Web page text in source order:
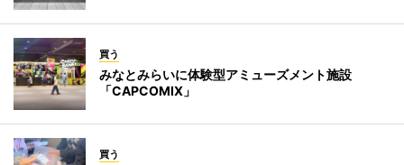
買う
みなとみらいに体験型アミューズメント施設
「CAPCOMIX」
買う